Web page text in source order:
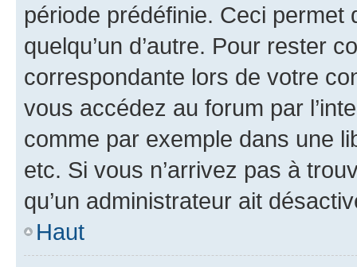
période prédéfinie. Ceci permet
quelqu’un d’autre. Pour rester
correspondante lors de votre
vous accédez au forum par
comme par exemple dans une
etc. Si vous n’arrivez pas à
qu’un administrateur ait
Haut